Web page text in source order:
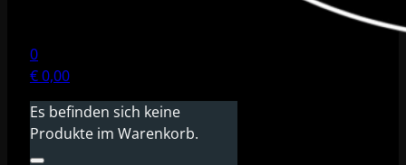
0
€0,00
Es befinden sich keine
Produkte im Warenkorb.